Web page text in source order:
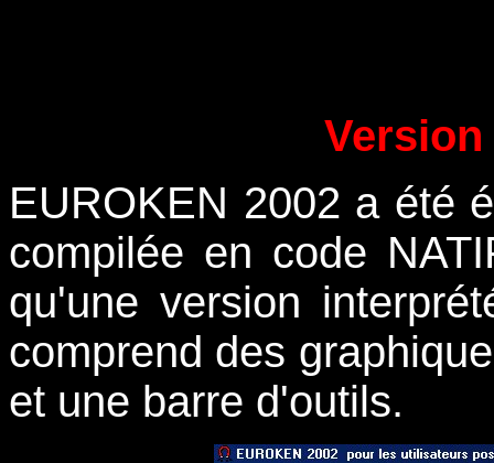
Version
EUROKEN 2002 a été
compilée en code
qu'une version
comprend des
et une barre d'outils.